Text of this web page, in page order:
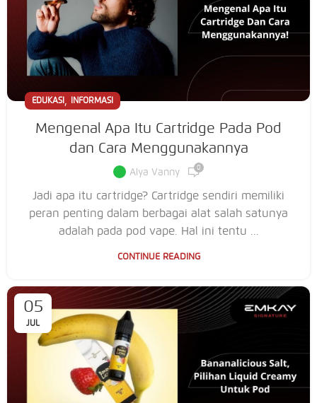
EDUKASI, INFORMASI
Mengenal Apa Itu Cartridge Pada Pod
dan Cara Menggunakannya
Alya Vanny 0
Jadi apa itu cartridge? Cartridge sendiri memiliki
peran penting dalam berbagai alat salah satunya
adalah pada pod vape. Hal ini tentu ...
CONTINUE READING
05
JUL